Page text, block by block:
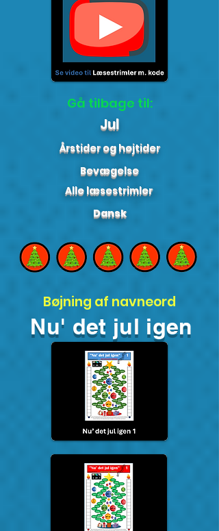
Gå tilbage til:
Jul
Årstider og højtider
Bevægelse
Alle læsestrimler
Dansk
Bøjning af navneord
Nu' det jul igen